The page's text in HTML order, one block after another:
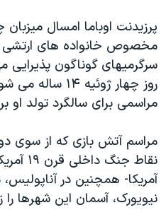
صفحه‌های ویژه
سفر پرزیدنت ترامپ به چین
پرزیدنت اوباما امسال
مخصوص خانواده های ارتشی
سرگرمیهای گوناگون پذیرایی
روز چهار ژوئیه
مراسمی برای سالگرد تولد او
مراسم آتش بازی که از سوی
نقاط
آمریکا- همچنین در آناپولیس،
نیویورک، آسمان این شهرها